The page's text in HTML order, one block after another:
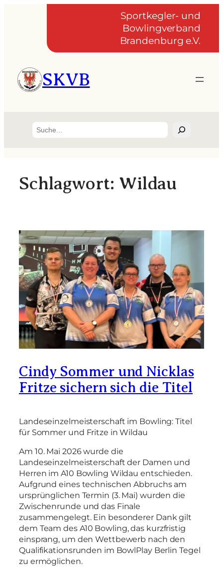
Sportkegler- und
Bowlingverband
Brandenburg e.V.
SKVB
Suchen
Schlagwort: Wildau
Cindy Sommer und Nicklas
Fritze sichern sich die Titel
Landeseinzelmeisterschaft im Bowling: Titel
für Sommer und Fritze in Wildau
Am 10. Mai 2026 wurde die
Landeseinzelmeisterschaft der Damen und
Herren im A10 Bowling Wildau entschieden.
Aufgrund eines technischen Abbruchs am
ursprünglichen Termin (3. Mai) wurden die
Zwischenrunde und das Finale
zusammengelegt. Ein besonderer Dank gilt
dem Team des A10 Bowling, das kurzfristig
einsprang, um den Wettbewerb nach den
Qualifikationsrunden im BowlPlay Berlin Tegel
zu ermöglichen.